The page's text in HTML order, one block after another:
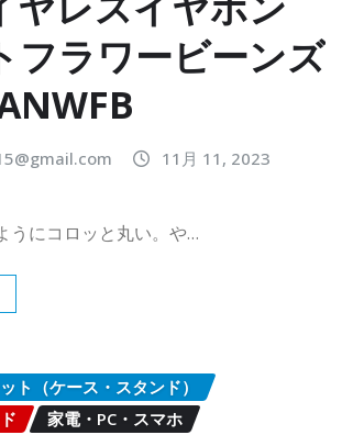
フラワービーンズ
11月 11, 2023
うにコロッと丸い。や…
ト（ケース・スタンド）
家電・PC・スマホ